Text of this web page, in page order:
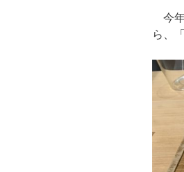
今年
ら、